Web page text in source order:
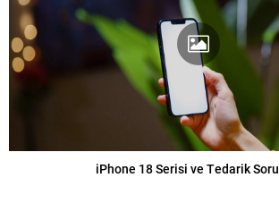
iPhone 18 Serisi ve Tedarik